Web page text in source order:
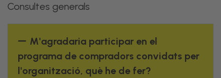
Consultes generals
M'agradaria participar en el
programa de compradors convidats per
l'organització, què he de fer?